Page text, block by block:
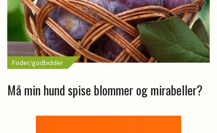
Foder/godbidder
Må min hund spise blommer og mirabeller?